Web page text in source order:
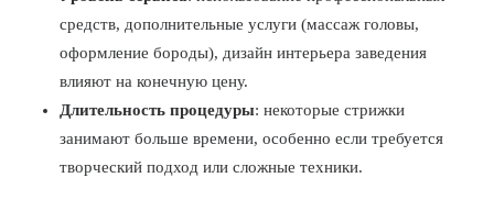
средств, дополнительные услуги (массаж головы,
оформление бороды), дизайн интерьера заведения
влияют на конечную цену.
Длительность процедуры: некоторые стрижки
занимают больше времени, особенно если требуется
творческий подход или сложные техники.